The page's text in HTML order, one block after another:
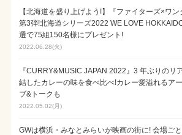
【北海道を盛り上げよう!】『ファイターズ×ワ
第3弾!北海道シリーズ2022 WE LOVE
選で75組150名様にプレゼント!
2022.06.28(火)
『CURRY&MUSIC JAPAN 2022』3 年ぶりのリ
結したカレーの味を食べ比べ!カレー愛溢れるア
ブ&トークも
2022.05.02(月)
GWは横浜・みなとみらいが映画の街に! 会場ご